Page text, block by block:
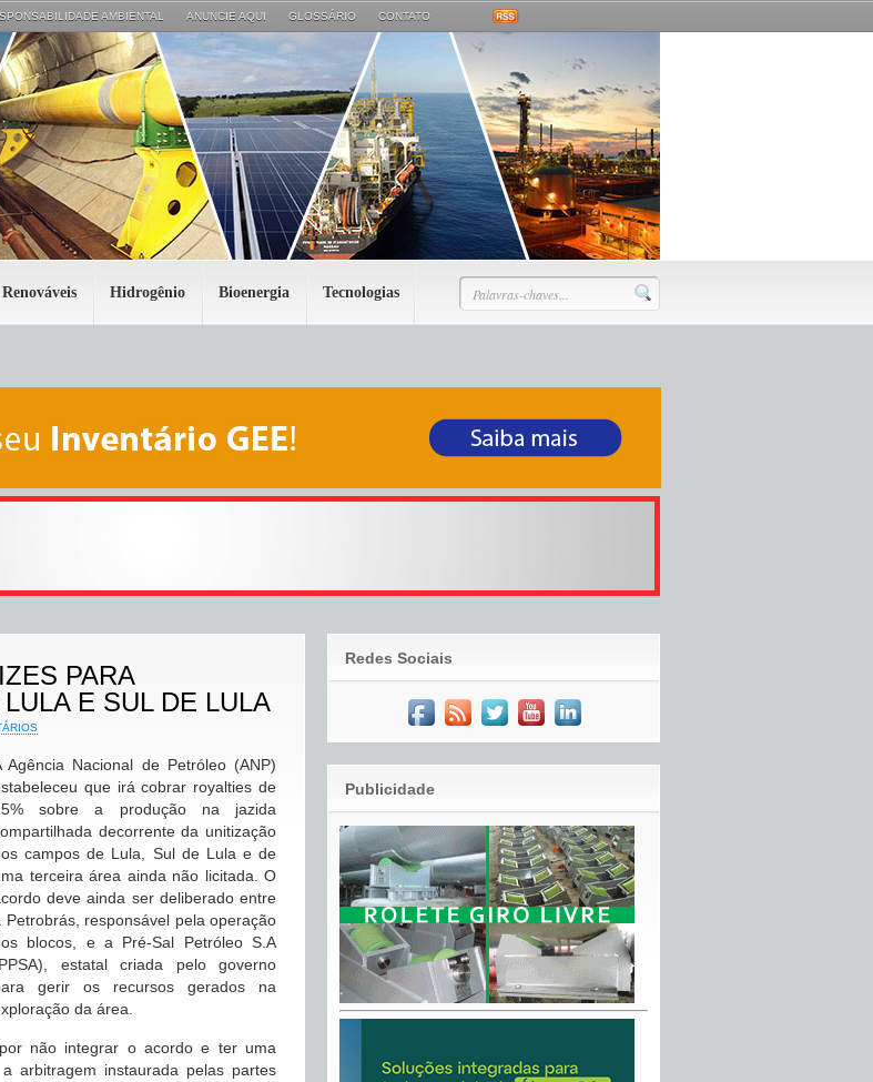
AMBIENTAL ANUNCIE AQUI GLOSSÁRIO CONTATO
Renováveis Hidrogênio Bioenergia Tecnologias
PARA
E SUL DE LULA
Agência Nacional de Petróleo (ANP)
que irá cobrar royalties de
sobre a produção na jazida
decorrente da unitização
campos de Lula, Sul de Lula e de
terceira área ainda não licitada. O
deve ainda ser deliberado entre
Petrobrás, responsável pela operação
blocos, e a Pré-Sal Petróleo S.A
estatal criada pelo governo
gerir os recursos gerados na
da área.
não integrar o acordo e ter uma
arbitragem instaurada pelas partes
Redes Sociais
Publicidade